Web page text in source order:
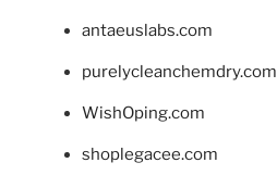
antaeuslabs.com
purelycleanchemdry.com
WishOping.com
shoplegacee.com